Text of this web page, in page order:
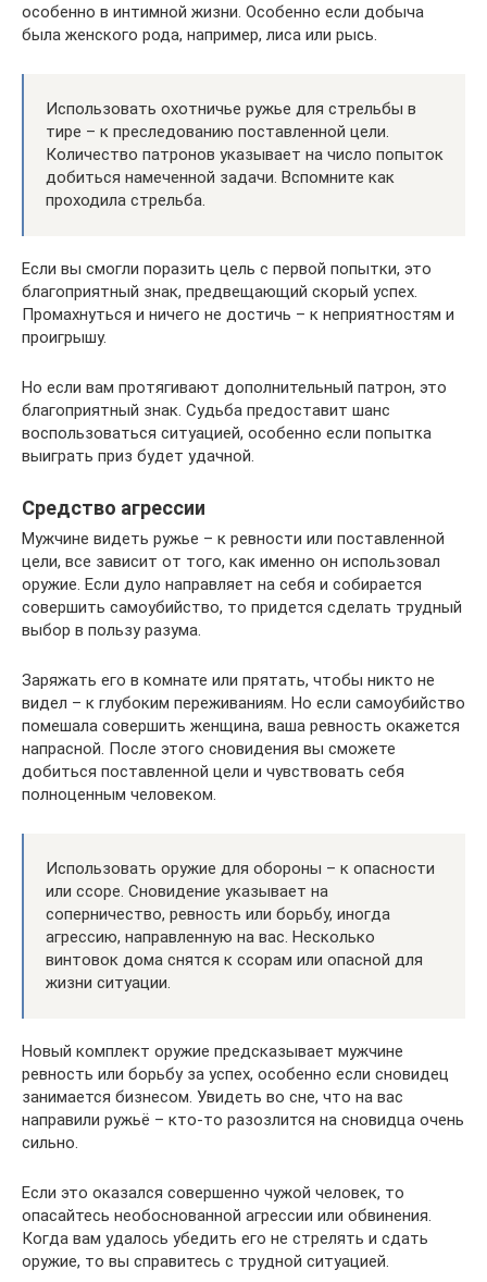
особенно в интимной жизни. Особенно если добыча
была женского рода, например, лиса или рысь.
Использовать охотничье ружье для стрельбы в
тире – к преследованию поставленной цели.
Количество патронов указывает на число попыток
добиться намеченной задачи. Вспомните как
проходила стрельба.
Если вы смогли поразить цель с первой попытки, это
благоприятный знак, предвещающий скорый успех.
Промахнуться и ничего не достичь – к неприятностям и
проигрышу.
Но если вам протягивают дополнительный патрон, это
благоприятный знак. Судьба предоставит шанс
воспользоваться ситуацией, особенно если попытка
выиграть приз будет удачной.
Средство агрессии
Мужчине видеть ружье – к ревности или поставленной
цели, все зависит от того, как именно он использовал
оружие. Если дуло направляет на себя и собирается
совершить самоубийство, то придется сделать трудный
выбор в пользу разума.
Заряжать его в комнате или прятать, чтобы никто не
видел – к глубоким переживаниям. Но если самоубийство
помешала совершить женщина, ваша ревность окажется
напрасной. После этого сновидения вы сможете
добиться поставленной цели и чувствовать себя
полноценным человеком.
Использовать оружие для обороны – к опасности
или ссоре. Сновидение указывает на
соперничество, ревность или борьбу, иногда
агрессию, направленную на вас. Несколько
винтовок дома снятся к ссорам или опасной для
жизни ситуации.
Новый комплект оружие предсказывает мужчине
ревность или борьбу за успех, особенно если сновидец
занимается бизнесом. Увидеть во сне, что на вас
направили ружьё – кто-то разозлится на сновидца очень
сильно.
Если это оказался совершенно чужой человек, то
опасайтесь необоснованной агрессии или обвинения.
Когда вам удалось убедить его не стрелять и сдать
оружие, то вы справитесь с трудной ситуацией.